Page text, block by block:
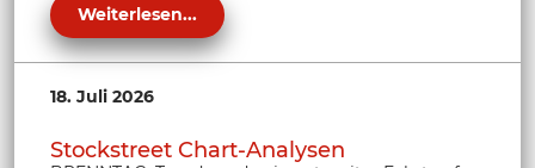
Weiterlesen...
18. Juli 2026
Stockstreet Chart-Analysen